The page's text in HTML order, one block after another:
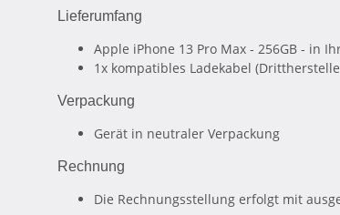
Lieferumfang
Apple iPhone 13 Pro Max - 256GB - in
1x kompatibles Ladekabel
Verpackung
Gerät in neutraler Verpackung
Rechnung
Die Rechnungsstellung erfolgt mit